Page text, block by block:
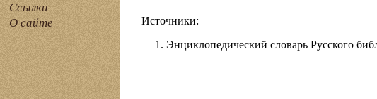
Ссылки
О сайте
Источники:
Энциклопедический словарь Русского